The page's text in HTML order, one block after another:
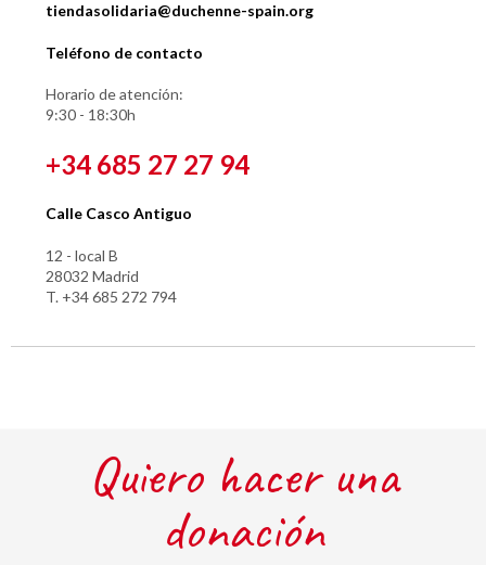
tiendasolidaria@duchenne-spain.org
Teléfono de contacto
Horario de atención:
9:30 - 18:30h
+34 685 27 27 94
Calle Casco Antiguo
12 - local B
28032 Madrid
T. +34 685 272 794
Quiero hacer una
donación